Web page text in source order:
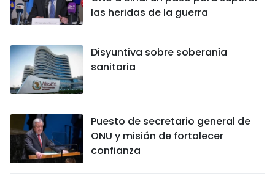
las heridas de la guerra
Disyuntiva sobre soberanía
sanitaria
Puesto de secretario general de
ONU y misión de fortalecer
confianza